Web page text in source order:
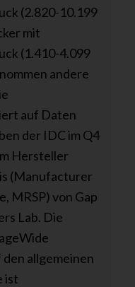
(2.820-10.199
mit
(1.410-4.099
andere
auf Daten
der IDC im Q4
Hersteller
(Manufacturer
MRSP) von Gap
Lab. Die
allgemeinen
ist